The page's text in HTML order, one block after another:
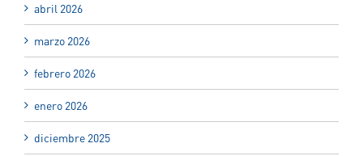
abril 2026
marzo 2026
febrero 2026
enero 2026
diciembre 2025